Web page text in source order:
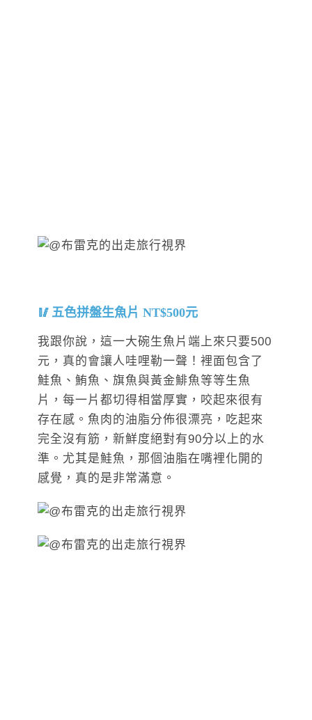
五色拼盤生魚片 NT$500元
我跟你說，這一大碗生魚片端上來只要500
元，真的會讓人哇哩勒一聲！裡面包含了
鮭魚、鮪魚、旗魚與黃金鯡魚等等生魚
片，每一片都切得相當厚實，咬起來很有
存在感。魚肉的油脂分佈很漂亮，吃起來
完全沒有筋，新鮮度絕對有90分以上的水
準。尤其是鮭魚，那個油脂在嘴裡化開的
感覺，真的是非常滿意。